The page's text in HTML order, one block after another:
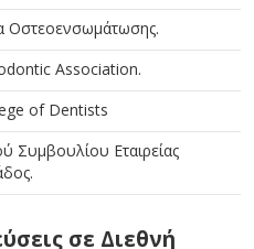
Οστεοενσωμάτωσης.
Association.
of Dentists
Συμβουλίου Εταιρείας
σε Διεθνή